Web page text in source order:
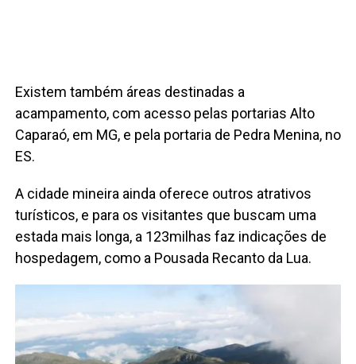
Existem também áreas destinadas a
acampamento, com acesso pelas portarias Alto
Caparaó, em MG, e pela portaria de Pedra Menina, no
ES.
A cidade mineira ainda oferece outros atrativos
turísticos, e para os visitantes que buscam uma
estada mais longa, a 123milhas faz indicações de
hospedagem, como a Pousada Recanto da Lua.